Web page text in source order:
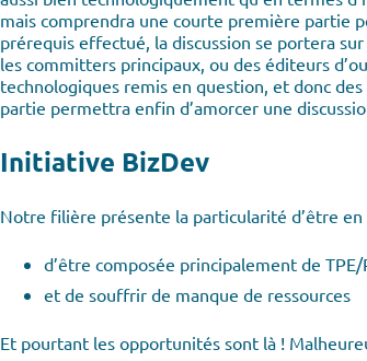
mais comprendra une courte première partie
prérequis effectué, la discussion se portera
les committers principaux, ou des éditeurs
technologiques remis en question, et donc
partie permettra enfin d’amorcer une
Initiative BizDev
Notre filière présente la particularité d’être en
d’être composée principalement de TPE/
et de souffrir de manque de ressources
Et pourtant les opportunités sont là !